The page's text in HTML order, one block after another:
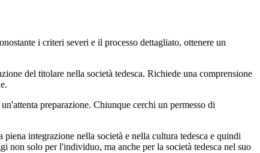
i criteri severi e il processo dettagliato, ottenere un
del titolare nella società tedesca. Richiede una comprensione
preparazione. Chiunque cerchi un permesso di
integrazione nella società e nella cultura tedesca e quindi
non solo per l'individuo, ma anche per la società tedesca nel suo